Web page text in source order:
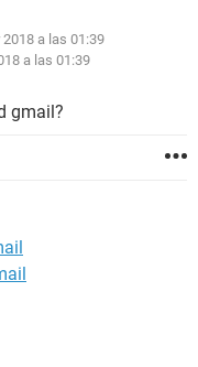
a las 01:39
a las 01:39
gmail?